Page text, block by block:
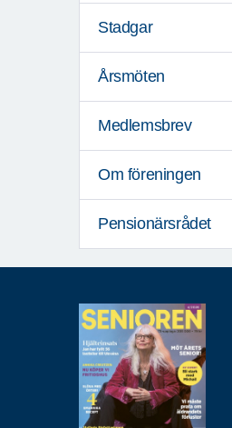
Stadgar
Årsmöten
Medlemsbrev
Om föreningen
Pensionärsrådet